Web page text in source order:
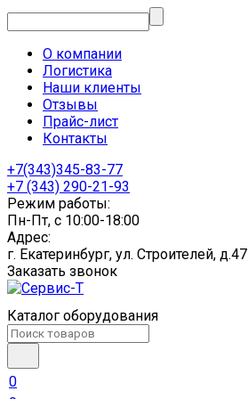
О компании
Логистика
Наши клиенты
Отзывы
Прайс-лист
Контакты
+7(343)345-83-77
+7 (343) 290-21-93
Режим работы:
Пн-Пт, с 10:00-18:00
Адрес:
г. Екатеринбург, ул. Строителей, д.47
Заказать звонок
Каталог оборудования
0